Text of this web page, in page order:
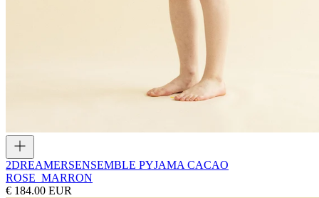
2DREAMERSENSEMBLE PYJAMA CACAO
ROSE_MARRON
€ 184.00 EUR